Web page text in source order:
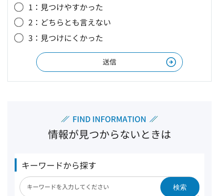
1：見つけやすかった
2：どちらとも言えない
3：見つけにくかった
情報が見つからないときは
キーワードから探す
検索